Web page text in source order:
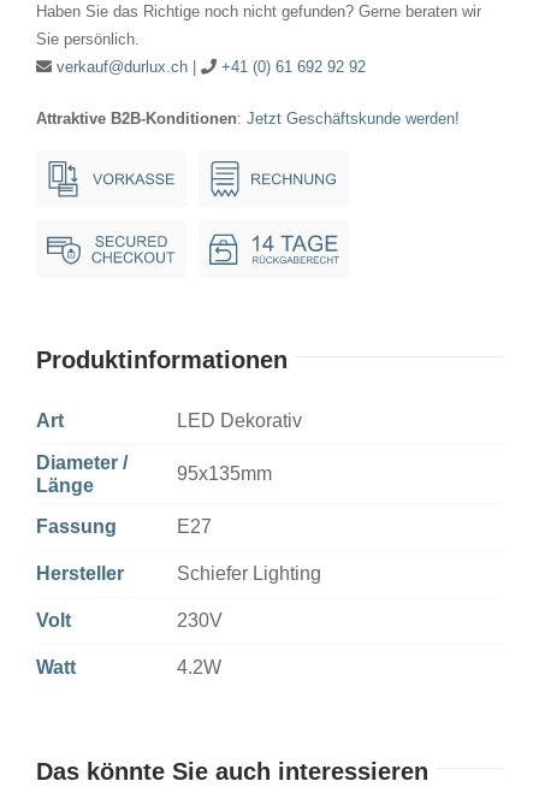
Globe
470Lm
4.2W
922
Gold
Haben Sie das Richtige noch nicht gefunden? Gerne beraten wir
Sie persönlich.
verkauf@durlux.ch| +41 (0) 61 692 92 92
Attraktive B2B-Konditionen: Jetzt Geschäftskunde werden!
Produktinformationen
Art LED Dekorativ
Diameter /
Länge
95x135mm
Fassung E27
Hersteller Schiefer Lighting
Volt 230V
Watt 4.2W
Das könnte Sie auch interessieren